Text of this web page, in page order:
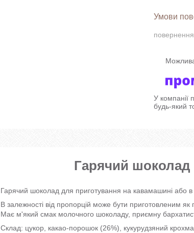
У компанії
будь-який
Гарячий шоколад
Гарячий шоколад для приготування на кавамашині або
В залежності від пропорцій може бути приготовленим як
Має м'який смак молочного шоколаду, приємну
Склад: цукор, какао-порошок (26%), кукурудзяний